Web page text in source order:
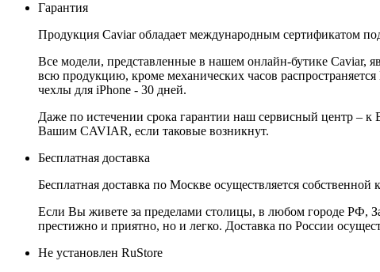
Гарантия
Продукция Caviar обладает международным сертификатом
Все модели, представленные в нашем онлайн-бутике Caviar,
всю продукцию, кроме механических часов
чехлы для iPhone - 30 дней.
Даже по истечении срока гарантии наш сервисный центр –
Вашим CAVIAR, если таковые возникнут.
Бесплатная доставка
Бесплатная доставка по Москве осуществляется
Если Вы живете за пределами столицы, в любом городе РФ,
престижно и приятно, но и легко. Доставка по России
Не установлен RuStore